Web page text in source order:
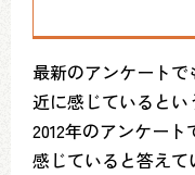
最新のアンケート
近に感じているとい
2012年のアンケー
感じていると答え